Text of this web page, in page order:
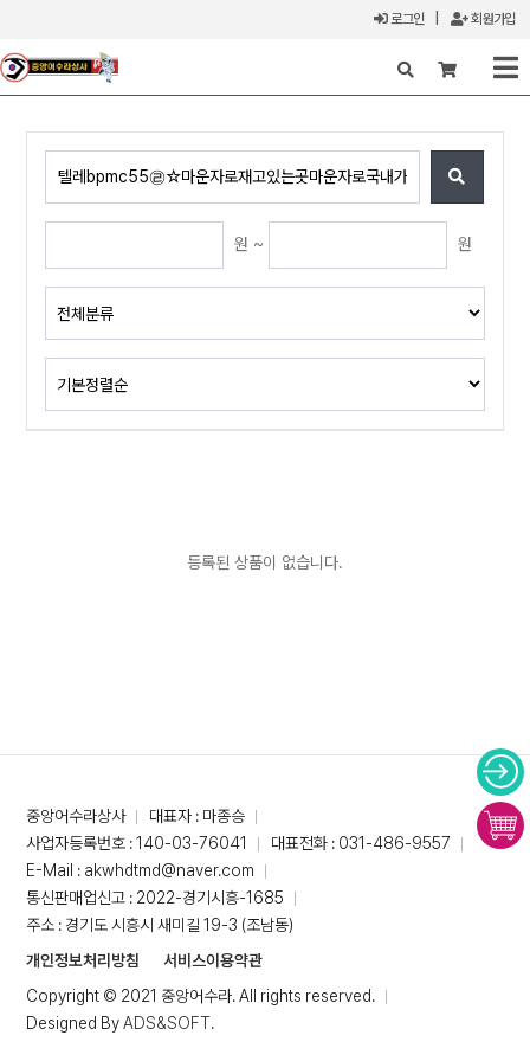
로그인 회원가입
X
원 ~ 원
등록된 상품이 없습니다.
중앙어수라상사
대표자 : 마종승
사업자등록번호 : 140-03-76041
대표전화 : 031-486-9557
E-Mail : akwhdtmd@naver.com
통신판매업신고 : 2022-경기시흥-1685
주소 : 경기도 시흥시 새미길 19-3 (조남동)
개인정보처리방침
서비스이용약관
Copyright © 2021 중앙어수라. All rights reserved.
Designed ByADS&SOFT.